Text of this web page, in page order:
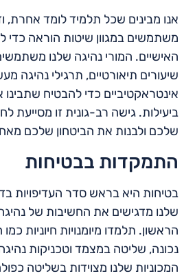
אנו מבינים שכל תלמיד לומד אחרת,
משתמשים במגוון שיטות הוראה כדי
האישיים. המורי נהיגה שלנו
שיעורים תיאורטיים, תרגילי נהיגה
אינטראקטיביים כדי להבטיח
ביעילות. גישה רב-גונית זו מסייעת
שלכם ולבנות את הביטחון שלכם
התמקדות בבטיחות
בטיחות היא בראש סדר העדיפויות
שלנו מדגישים את החשיבות של
הראשון. תלמדו מיומנויות חיוניות
נכונה, שליטה במצמד וטכניקות
המכוניות שלנו מצוידות בשליטה